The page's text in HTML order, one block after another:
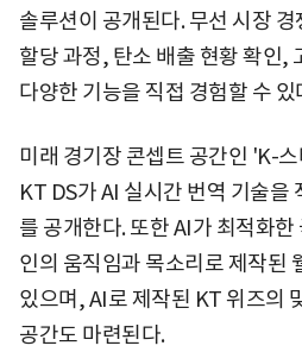
솔루션이 공개된다. 무선 시장
할당 과정, 탄소 배출 현황 확인,
다양한 기능을 직접 경험할 수 있
미래 경기장 콘셉트 공간인 'K-
KT DS가 AI 실시간 번역 기술을
를 공개한다. 또한 AI가 최적화
인의 움직임과 목소리로 제작된
있으며, AI로 제작된 KT 위즈의
공간도 마련된다.